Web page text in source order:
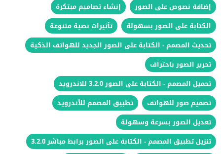
إضافة نصوص على الصور
إنشاء تصاميم مبتكرة
الكتابة على الصور بسهولة
تأثيرات نصية متنوعة
تحديث المصمم - الكتابة على الصور الجديد للهواتف الذكية
تحرير الصور باحتراف
تحميل المصمم - الكتابة على الصور 3.2.0 للاندرويد
تصميم صور للهواتف
تطبيق المصمم للأندرويد
تعديل الصور بسرعة وسهولة
تنزيل تطبيق المصمم - الكتابة على الصور برابط مباشر 3.2.0